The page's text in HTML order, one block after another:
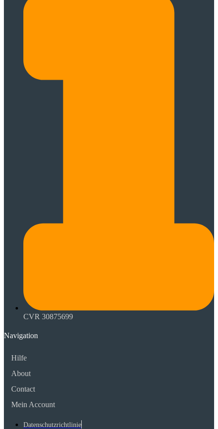
CVR 30875699
Navigation
Hilfe
About
Contact
Mein Account
Datenschutzrichtlinie